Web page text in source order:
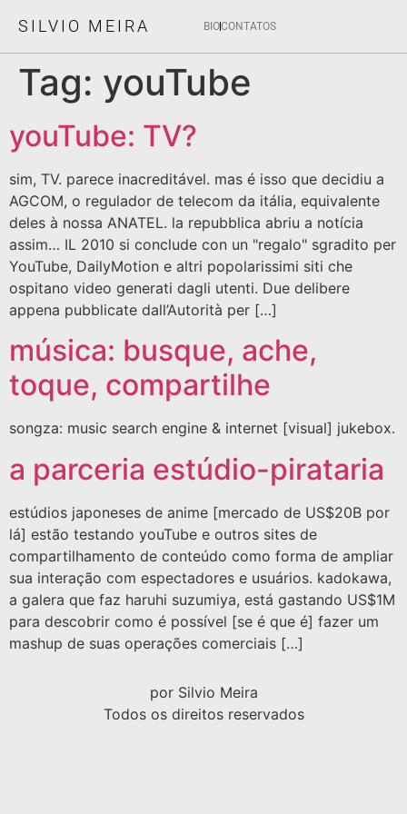
SILVIO MEIRA BIOCONTATOS
Tag: youTube
youTube: TV?
sim, TV. parece inacreditável. mas é isso que decidiu a
AGCOM, o regulador de telecom da itália, equivalente
deles à nossa ANATEL. la repubblica abriu a notícia
assim… IL 2010 si conclude con un "regalo" sgradito per
YouTube, DailyMotion e altri popolarissimi siti che
ospitano video generati dagli utenti. Due delibere
appena pubblicate dall’Autorità per […]
música: busque, ache,
toque, compartilhe
songza: music search engine & internet [visual] jukebox.
a parceria estúdio-pirataria
estúdios japoneses de anime [mercado de US$20B por
lá] estão testando youTube e outros sites de
compartilhamento de conteúdo como forma de ampliar
sua interação com espectadores e usuários. kadokawa,
a galera que faz haruhi suzumiya, está gastando US$1M
para descobrir como é possível [se é que é] fazer um
mashup de suas operações comerciais […]
por Silvio Meira
Todos os direitos reservados